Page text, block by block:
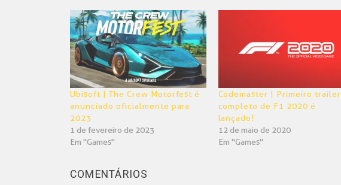
em
nova
janela)
em
nova
janela)
Ubisoft | The Crew Motorfest é
anunciado oficialmente para
2023
1 de fevereiro de 2023
Em "Games"
Codemaster | Primeiro trailer
completo de F1 2020 é
lançado!
12 de maio de 2020
Em "Games"
COMENTÁRIOS